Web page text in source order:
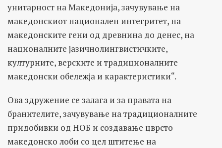
унитарност на Македонија, зачувување на
македонскиот национален интегритет, на
македонските гени од древнина до денес, на
националните јазичнолингвистичките,
културните, верските и традиционалните
македонски обележја и карактеристики“.
Ова здружение се залага и за правата на
бранителите, зачувување на традиционалните
придобивки од НОБ и создавање цврсто
македонско лоби со цел штитење на